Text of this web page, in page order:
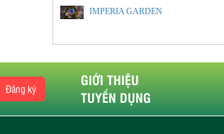
IMPERIA GARDEN
Đăng ký
GIỚI THIỆU
TUYỂN DỤNG